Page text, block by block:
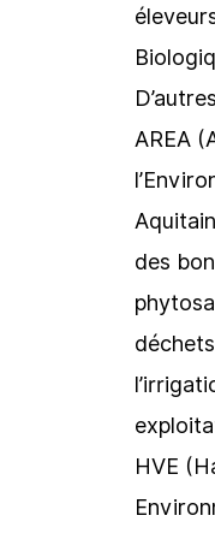
AREA
des
HVE